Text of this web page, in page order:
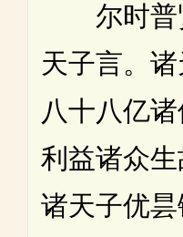
尔时普
天子言。
八十八亿
利益诸众生
诸天子优